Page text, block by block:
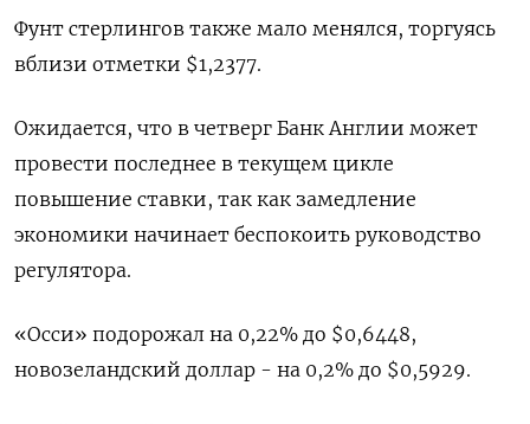
Фунт стерлингов также мало менялся, торгуясь
вблизи отметки $1,2377​.
Ожидается, что в четверг Банк Англии может
провести последнее в текущем цикле
повышение ставки, так как замедление
экономики начинает беспокоить руководство
регулятора.
«Осси» подорожал на 0,22% до $0,6448​,
новозеландский доллар - на 0,2% до $0,5929​.